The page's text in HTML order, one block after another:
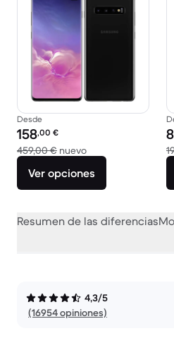
Desde
Precio reacondicionado:
158,00 €
459,00 € nuevoEl dispositivo
Ver opciones
Resumen de las diferencias
4,3/5
(16954 opiniones)